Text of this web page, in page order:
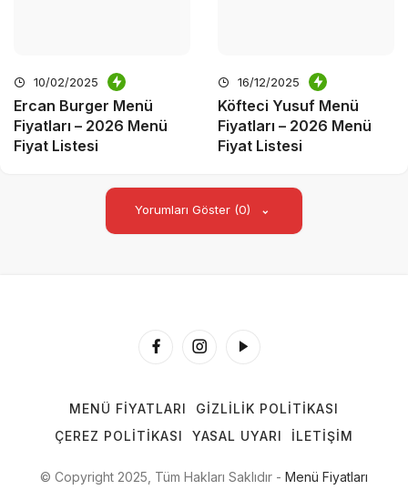
10/02/2025
Ercan Burger Menü
Fiyatları – 2026 Menü
Fiyat Listesi
16/12/2025
Köfteci Yusuf Menü
Fiyatları – 2026 Menü
Fiyat Listesi
Yorumları Göster (0)
MENÜ FIYATLARI
GIZLILIK POLITIKASI
ÇEREZ POLITIKASI
YASAL UYARI İLETIŞIM
© Copyright 2025, Tüm Hakları Saklıdır - Menü Fiyatları